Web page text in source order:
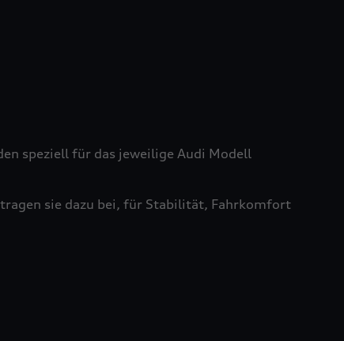
speziell für das jeweilige Audi Modell
sie dazu bei, für Stabilität, Fahrkomfort